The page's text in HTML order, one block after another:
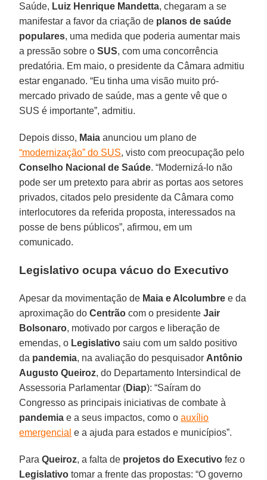
Saúde, Luiz Henrique Mandetta, chegaram a se
manifestar a favor da criação de planos de saúde
populares, uma medida que poderia aumentar mais
a pressão sobre oSUS, com uma concorrência
predatória. Em maio, o presidente da Câmara admitiu
estar enganado. “Eu tinha uma visão muito pró-
mercado privado de saúde, mas a gente vê que o
SUS é importante”, admitiu.
Depois disso, Maia anunciou um plano de
“modernização” do SUS, visto com preocupação pelo
Conselho Nacional de Saúde. “Modernizá-lo não
pode ser um pretexto para abrir as portas aos setores
privados, citados pelo presidente da Câmara como
interlocutores da referida proposta, interessados na
posse de bens públicos”, afirmou, em um
comunicado.
Legislativo ocupa vácuo do Executivo
Apesar da movimentação de Maia e Alcolumbre e da
aproximação doCentrão com o presidenteJair
Bolsonaro, motivado por cargos e liberação de
emendas, o Legislativo saiu com um saldo positivo
da pandemia, na avaliação do pesquisador Antônio
Augusto Queiroz, do Departamento Intersindical de
Assessoria Parlamentar (Diap): “Saíram do
Congresso as principais iniciativas de combate à
pandemia e a seus impactos, como oauxílio
emergencial e a ajuda para estados e municípios”.
ParaQueiroz, a falta de projetos do Executivo fez o
Legislativo tomar a frente das propostas: “O governo